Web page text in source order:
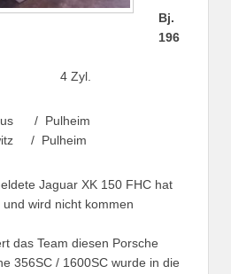
Bj.
196
4 Zyl.
/ Pulheim
/ Pulheim
Jaguar XK 150 FHC hat
und wird nicht kommen
das Team diesen Porsche
356SC / 1600SC wurde in die